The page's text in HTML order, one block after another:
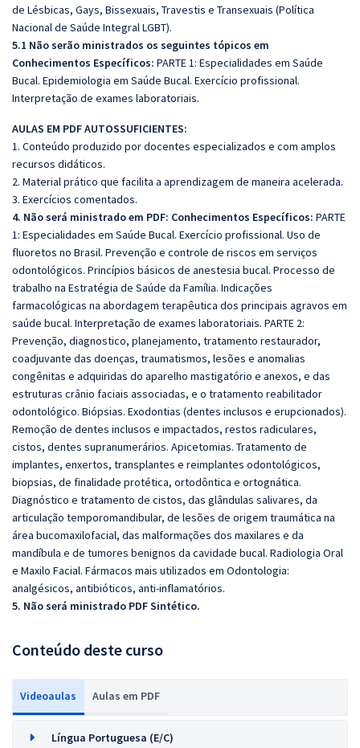
de Lésbicas, Gays, Bissexuais, Travestis e Transexuais (Política
Nacional de Saúde Integral LGBT).
5.1 Não serão ministrados os seguintes tópicos em
Conhecimentos Específicos: PARTE 1: Especialidades em Saúde
Bucal. Epidemiologia em Saúde Bucal. Exercício profissional.
Interpretação de exames laboratoriais.
AULAS EM PDF AUTOSSUFICIENTES:
1. Conteúdo produzido por docentes especializados e com amplos
recursos didáticos.
2. Material prático que facilita a aprendizagem de maneira acelerada.
3. Exercícios comentados.
4. Não será ministrado em PDF: Conhecimentos Específicos: PARTE
1: Especialidades em Saúde Bucal. Exercício profissional. Uso de
fluoretos no Brasil. Prevenção e controle de riscos em serviços
odontológicos. Princípios básicos de anestesia bucal. Processo de
trabalho na Estratégia de Saúde da Família. Indicações
farmacológicas na abordagem terapêutica dos principais agravos em
saúde bucal. Interpretação de exames laboratoriais. PARTE 2:
Prevenção, diagnostico, planejamento, tratamento restaurador,
coadjuvante das doenças, traumatismos, lesões e anomalias
congênitas e adquiridas do aparelho mastigatório e anexos, e das
estruturas crânio faciais associadas, e o tratamento reabilitador
odontológico. Biópsias. Exodontias (dentes inclusos e erupcionados).
Remoção de dentes inclusos e impactados, restos radiculares,
cistos, dentes supranumerários. Apicetomias. Tratamento de
implantes, enxertos, transplantes e reimplantes odontológicos,
biopsias, de finalidade protética, ortodôntica e ortognática.
Diagnóstico e tratamento de cistos, das glândulas salivares, da
articulação temporomandibular, de lesões de origem traumática na
área bucomaxilofacial, das malformações dos maxilares e da
mandíbula e de tumores benignos da cavidade bucal. Radiologia Oral
e Maxilo Facial. Fármacos mais utilizados em Odontologia:
analgésicos, antibióticos, anti-inflamatórios.
5. Não será ministrado PDF Sintético.
Conteúdo deste curso
Videoaulas Aulas em PDF
Língua Portuguesa (E/C)